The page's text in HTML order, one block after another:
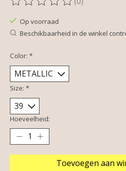
De beoordeling van dit product
Op voorraad
Beschikbaarheid in de winkel
Color: *
Size: *
Hoeveelheid:
Toevoegen aan